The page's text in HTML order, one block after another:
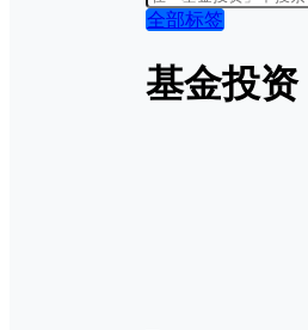
全部标签
基金投资